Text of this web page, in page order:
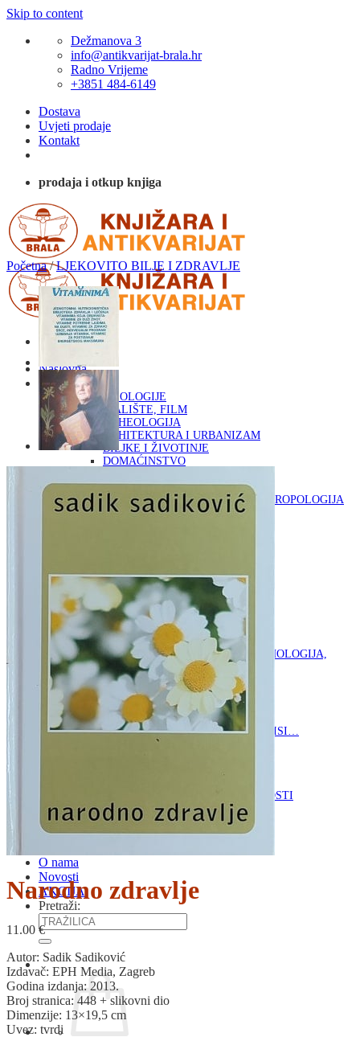
Skip to content
Dežmanova 3
info@antikvarijat-brala.hr
Radno Vrijeme
+3851 484-6149
Dostava
Uvjeti prodaje
Kontakt
prodaja i otkup knjiga
Naslovna
KNJIGE
OD ARHEOLOGIJE
DO KAZALIŠTE, FILM
ARHEOLOGIJA
ARHITEKTURA I URBANIZAM
BILJKE I ŽIVOTINJE
DOMAĆINSTVO
ETNOLOGIJA
FILOZOFIJA, SOCIOLOGIJA, ANTROPOLOGIJA
FOTOGRAFIJA
KNJIŽEVNOST
LIKOVNA UMJETNOST
LJEKOVITO BILJE I ZDRAVLJE
MITOLOGIJA
POVIJEST I PUBLICISTIKA
PRIRODNE ZNANOSTI
PSIHOLOGIJA, POPULARNA PSIHOLOGIJA,
ALTERNATIVA
RAZNO
RELIGIJA
OD RJEČNIKA
DO ZEMLJOVIDA
RJEČNICI, GRAMATIKE, PRAVOPISI…
TEORIJA I POVIJEST KNJIŽEVNOSTI
VEDUTE
ZAGREB
ZEMLJOVIDI
O nama
Novosti
AKCIJA
Pretraži:
Početna / LJEKOVITO BILJE I ZDRAVLJE
Narodno zdravlje
11.00 €
Autor: Sadik Sadiković
Izdavač: EPH Media, Zagreb
Godina izdanja: 2013.
Broj stranica: 448 + slikovni dio
Dimenzije: 13×19,5 cm
Uvez: tvrdi